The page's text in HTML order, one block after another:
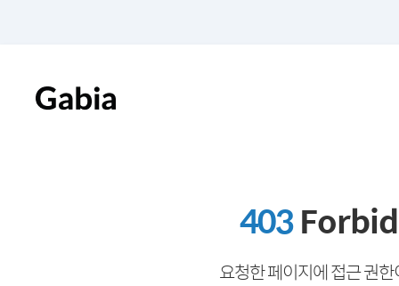
403
요청한 페이지에 접근 권